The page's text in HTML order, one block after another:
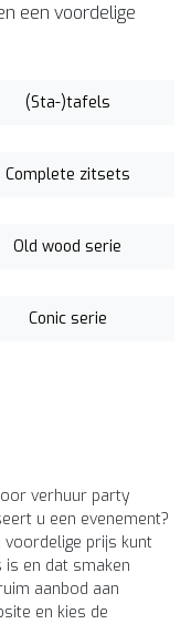
een voordelige
(Sta-)tafels
Complete zitsets
Old wood serie
Conic serie
verhuur party
u een evenement?
voordelige prijs kunt
is en dat smaken
aanbod aan
en kies de